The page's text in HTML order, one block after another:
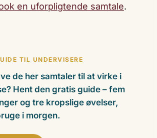
en uforpligtende samtale.
TIL UNDERVISERE
de her samtaler til at virke i
Hent den gratis guide – fem
og tre kropslige øvelser,
i morgen.